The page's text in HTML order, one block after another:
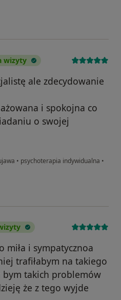
wizyty
ale zdecydowanie
i spokojna co
o swojej
• psychoterapia indywidualna •
miła i sympatycznoa
trafiłabym na takiego
bym takich problemów
że z tego wyjde